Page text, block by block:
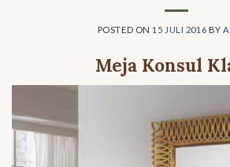
POSTED ON 15 JULI 2016 BY
Meja Konsul